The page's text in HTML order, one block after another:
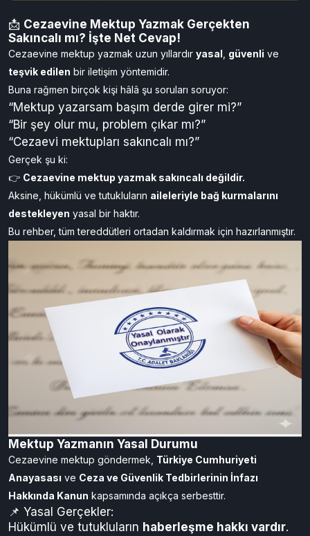
📩 Cezaevine Mektup Yazmak Gerçekten
Sakıncalı mı? İşte Net Cevap!
Cezaevine mektup yazmak uzun yıllardır yasal güvenli ve
teşvik edilen bir iletişim yöntemidir.
Buna rağmen birçok kişi hâlâ şu soruları soruyor:
“Mektup yazarsam başım derde girer mi?”
“Bir şey olur mu, problem çıkar mı?”
“Cezaevi mektupları sakıncalı mı?”
Gerçek şu ki:
👉 Cezaevine mektup yazmak sakıncalı değildir.
Aksine, hükümlü ve tutukluların aileleriyle bağ kurmalarını
destekleyen yasal bir haktır.
Bu rehber, tüm tereddütleri ortadan kaldırmak için hazırlanmıştır.
Mektup Yazmanın Yasal Durumu
Cezaevine mektup göndermek, Türkiye Cumhuriyeti
Anayasası ve Ceza ve Güvenlik Tedbirlerinin İnfazı
Hakkında Kanun kapsamında açıkça serbesttir.
📌 Yasal Gerçekler:
Hükümlü ve tutukluların haberleşme hakkı vardır.